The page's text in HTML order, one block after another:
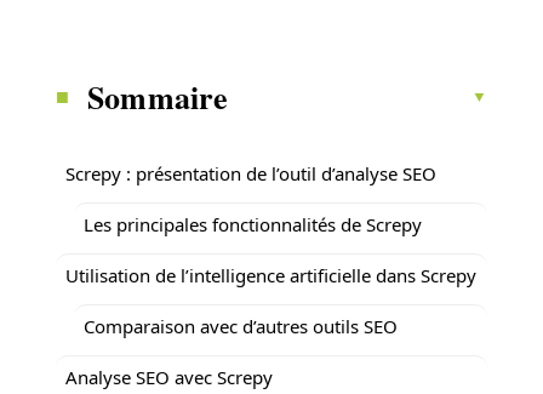
Sommaire
Screpy : présentation de l’outil d’analyse SEO
Les principales fonctionnalités de Screpy
Utilisation de l’intelligence artificielle dans Screpy
Comparaison avec d’autres outils SEO
Analyse SEO avec Screpy